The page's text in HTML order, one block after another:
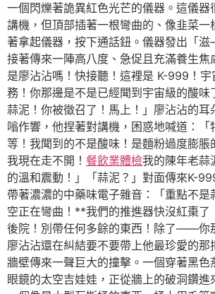
一個閃爍著詭異紅色光芒的儀器。這儀器
講機，但頂部插著一根彎曲的、像韭菜一
著拿起儀器，按下通話鈕。儀器發出「
接著傳來一陣高八度、急促且充滿養生焦
是廖沾沾嗎！快接聽！這裡是 K-999！
務！你那邊是不是已經聞到宇宙級的酸味
蒜泥！你被徵召了！馬上！」廖沾沾的耳
嗡作響，他捏著對講機，困惑地喊道：「
等！我聞到的不是酸味！是麵粉過度膨脹
我現在走不開！ 餐飲業體檢我的陳年老蒜
的溫和震動！」「蒜泥？」對面傳來K-
帶著濃濃的中藥味電子雜音：「重點不
空正在彎曲！**我們的推進器快沒紅棗了
後院！別帶任何多餘的東西！除了——你
廖沾沾還在糾結要不要帶上他最珍愛的那
牆壁傳來一聲巨大的撞擊。一個穿著黑色
眼鏡的太空吉娃娃，正從牆上的破洞鑽進